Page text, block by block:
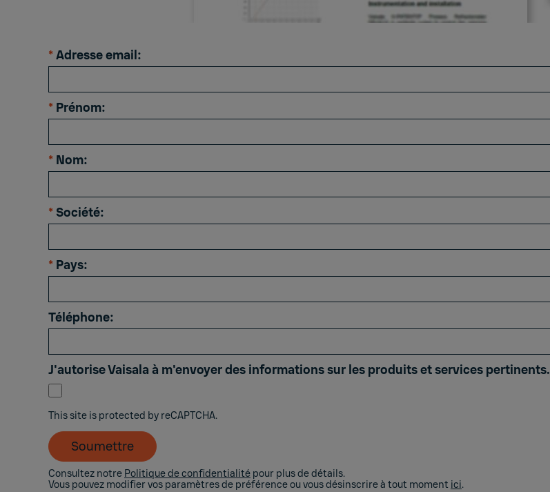
* Adresse email:
* Prénom:
* Nom:
* Société:
* Pays:
Téléphone:
J'autorise Vaisala à m'envoyer des informations sur les produits et services pertinents.
This site is protected by reCAPTCHA.
Soumettre
Consultez notre Politique de confidentialité pour plus de détails.
Vous pouvez modifier vos paramètres de préférence ou vous désinscrire à tout moment ici.